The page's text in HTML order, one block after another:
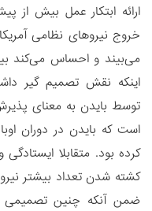
ارائه ابتکار عمل بیش
خروج نیروهای نظامی
می‌بیند و احساس می‌کند
اینکه نقش تصمیم گیر
توسط بایدن به معنای
است که بایدن در دوران
کرده بود. متقابلا
کشته شدن تعداد بیشتر
ضمن آنکه چنین تصمیمی